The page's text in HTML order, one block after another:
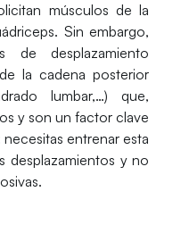
músculos de la
Sin embargo,
de desplazamiento
la cadena posterior
lumbar,…) que,
y son un factor clave
entrenar esta
desplazamientos y no